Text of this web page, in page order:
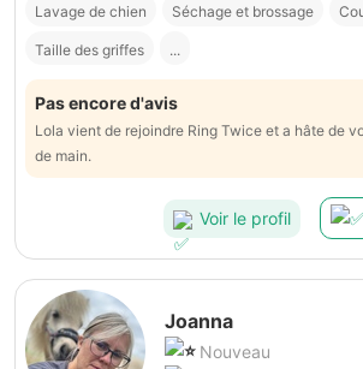
Lavage de chien Séchage et brossage
Taille des griffes ...
Pas encore d'avis
Lola vient de rejoindre Ring Twice et a hâte de
de main.
Voir le profil
Joanna
Nouveau